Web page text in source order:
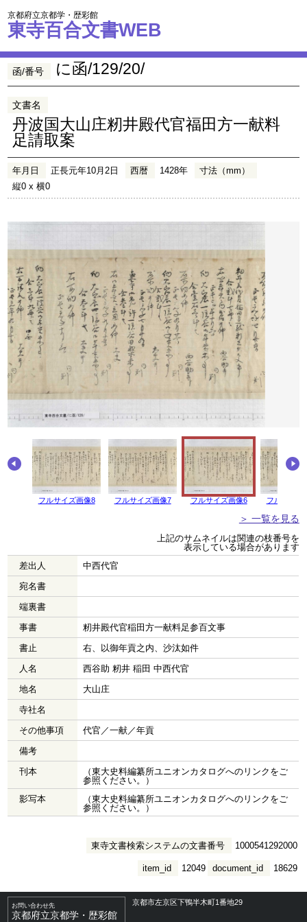
京都府立京都学・歴彩館
東寺百合文書WEB
函/番号 に函/129/20/
文書名
丹波国大山庄籾井殿代官福田方一献料
足請取案
年月日 正長元年10月2日 西暦 1428年
寸法（mm）
縦0 x 横0
フルサイズ画像8 フルサイズ画像7 フルサイズ画像6 フルサイズ
＞ 一覧を見る
上記のサムネイルは関連の枝番号を
表示している場合があります
差出人
中西代官
宛名書
端裏書
事書
籾井殿代官稲田方一献料足参百文事
書止
右、以御年貢之内、沙汰如件
人名
西谷助 籾井 稲田 中西代官
地名
大山庄
寺社名
その他事項
代官／一献／年貢
備考
刊本
（東大史料編纂所ユニオンカタログへのリンクをご
参照ください。）
影写本
（東大史料編纂所ユニオンカタログへのリンクをご
参照ください。）
東寺文書検索システムの文書番号 1000541292000
document_id 18629
item_id 12049
お問い合わせ先
京都府立京都学・歴彩館
京都市左京区下鴨半木町1番地29